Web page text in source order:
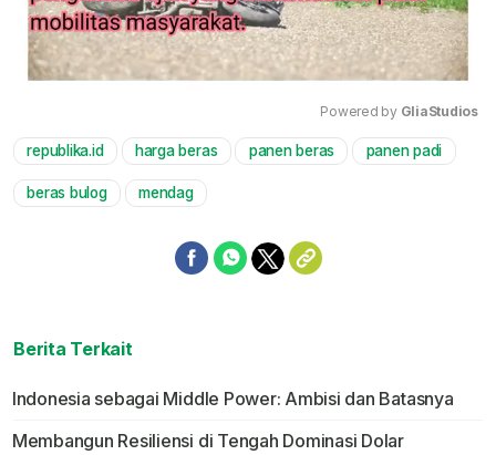
Mute
Powered by GliaStudios
republika.id harga beras panen beras panen padi
beras bulog mendag
Berita Terkait
Indonesia sebagai Middle Power: Ambisi dan Batasnya
Membangun Resiliensi di Tengah Dominasi Dolar